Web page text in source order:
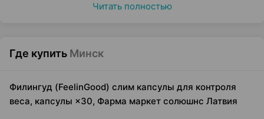
Читать полностью
Где купить Минск
Филингуд (FeelinGood) слим капсулы для контроля
веса, капсулы ×30, Фарма маркет солюшнс Латвия